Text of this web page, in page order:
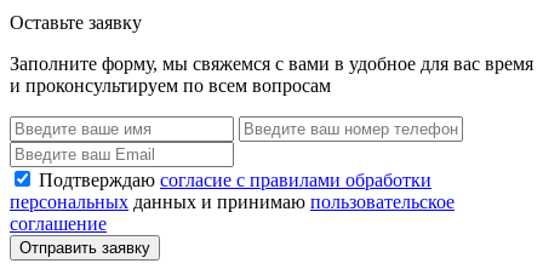
Оставьте заявку
Заполните форму, мы свяжемся с вами в удобное для вас время
и проконсультируем по всем вопросам
Подтверждаю согласие с правилами обработки
персональных данных и принимаю пользовательское
соглашение
Отправить заявку